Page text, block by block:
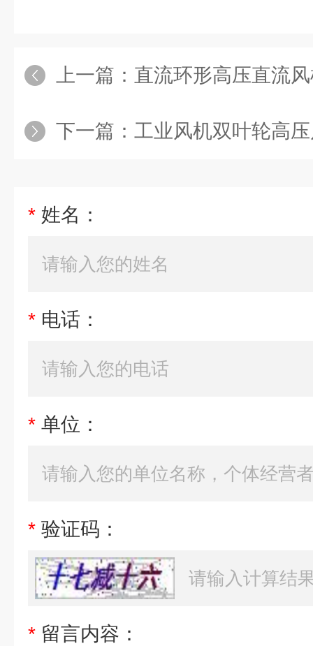
上一篇： 直流环形高压直流
下一篇： 工业风机双叶轮高
* 姓名：
* 电话：
* 单位：
* 验证码：
* 留言内容：